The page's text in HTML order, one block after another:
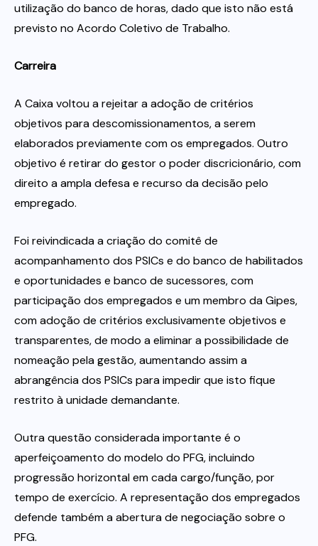
utilização do banco de horas, dado que isto não está
previsto no Acordo Coletivo de Trabalho.
Carreira
A Caixa voltou a rejeitar a adoção de critérios
objetivos para descomissionamentos, a serem
elaborados previamente com os empregados. Outro
objetivo é retirar do gestor o poder discricionário, com
direito a ampla defesa e recurso da decisão pelo
empregado.
Foi reivindicada a criação do comitê de
acompanhamento dos PSICs e do banco de habilitados
e oportunidades e banco de sucessores, com
participação dos empregados e um membro da Gipes,
com adoção de critérios exclusivamente objetivos e
transparentes, de modo a eliminar a possibilidade de
nomeação pela gestão, aumentando assim a
abrangência dos PSICs para impedir que isto fique
restrito à unidade demandante.
Outra questão considerada importante é o
aperfeiçoamento do modelo do PFG, incluindo
progressão horizontal em cada cargo/função, por
tempo de exercício. A representação dos empregados
defende também a abertura de negociação sobre o
PFG.